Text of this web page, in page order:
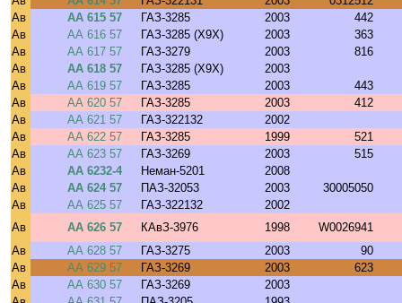
Ав
АА 615 57 ГАЗ-3285 2003
442
Ав
АА 616 57 ГАЗ-3285 (X9X) 2003
363
Ав
АА 617 57 ГАЗ-3279 2003
816
Ав
АА 618 57 ГАЗ-3285 (X9X)
2003
Ав
АА 619 57 ГАЗ-3285 2003
443
Ав
АА 620 57 ГАЗ-3285 2003
412
Ав
АА 621 57 ГАЗ-322132
2002
Ав
АА 622 57 ГАЗ-3285 1999
521
Ав
АА 623 57 ГАЗ-3269 2003
515
Ав
АА 6232-4 Неман-5201
2008
Ав
АА 624 57 ПАЗ-32053 2003
30005050
Ав
АА 625 57 ГАЗ-322132
2002
Ав
АА 626 57 КАвЗ-3976 1998
W0026941
Ав
АА 628 57 ГАЗ-3275 2003
90
Ав
АА 629 57 ГАЗ-3269 2003
623
Ав
АА 630 57 ГАЗ-3269
2003